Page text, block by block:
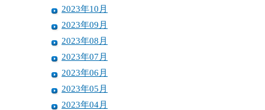
2023年10月
2023年09月
2023年08月
2023年07月
2023年06月
2023年05月
2023年04月